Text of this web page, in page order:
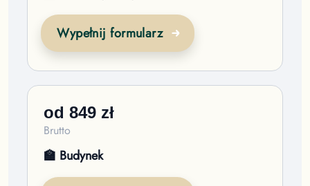
Wypełnij formularz
od849 zł
Brutto
🏫 Budynek